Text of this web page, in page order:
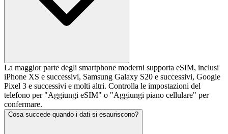
La maggior parte degli smartphone moderni supporta eSIM, inclusi
iPhone XS e successivi, Samsung Galaxy S20 e successivi, Google
Pixel 3 e successivi e molti altri. Controlla le impostazioni del
telefono per "Aggiungi eSIM" o "Aggiungi piano cellulare" per
confermare.
Cosa succede quando i dati si esauriscono?